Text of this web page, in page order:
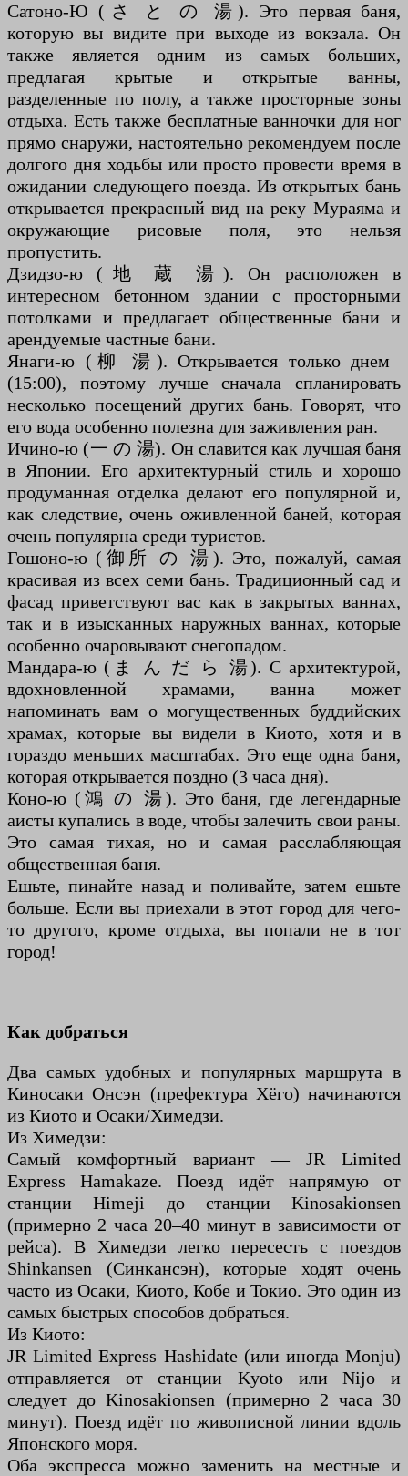
Сатоно-Ю (さ と の 湯). Это первая баня,
которую вы видите при выходе из вокзала. Он
также является одним из самых больших,
предлагая крытые и открытые ванны,
разделенные по полу, а также просторные зоны
отдыха. Есть также бесплатные ванночки для ног
прямо снаружи, настоятельно рекомендуем после
долгого дня ходьбы или просто провести время в
ожидании следующего поезда. Из открытых бань
открывается прекрасный вид на реку Мураяма и
окружающие рисовые поля, это нельзя
пропустить.
Дзидзо-ю (地 蔵 湯). Он расположен в
интересном бетонном здании с просторными
потолками и предлагает общественные бани и
арендуемые частные бани.
Янаги-ю (柳 湯). Открывается только днем ​​
(15:00), поэтому лучше сначала спланировать
несколько посещений других бань. Говорят, что
его вода особенно полезна для заживления ран.
Ичино-ю (一 の 湯). Он славится как лучшая баня
в Японии. Его архитектурный стиль и хорошо
продуманная отделка делают его популярной и,
как следствие, очень оживленной баней, которая
очень популярна среди туристов.
Гошоно-ю (御所 の 湯). Это, пожалуй, самая
красивая из всех семи бань. Традиционный сад и
фасад приветствуют вас как в закрытых ваннах,
так и в изысканных наружных ваннах, которые
особенно очаровывают снегопадом.
Мандара-ю (ま ん だ ら 湯). С архитектурой,
вдохновленной храмами, ванна может
напоминать вам о могущественных буддийских
храмах, которые вы видели в Киото, хотя и в
гораздо меньших масштабах. Это еще одна баня,
которая открывается поздно (3 часа дня).
Коно-ю (鴻 の 湯). Это баня, где легендарные
аисты купались в воде, чтобы залечить свои раны.
Это самая тихая, но и самая расслабляющая
общественная баня.
Ешьте, пинайте назад и поливайте, затем ешьте
больше. Если вы приехали в этот город для чего-
то другого, кроме отдыха, вы попали не в тот
город!
Как добраться
Два самых удобных и популярных маршрута в
Киносаки Онсэн (префектура Хёго) начинаются
из Киото и Осаки/Химедзи.
Из Химедзи:
Самый комфортный вариант — JR Limited
Express Hamakaze. Поезд идёт напрямую от
станции Himeji до станции Kinosakionsen
(примерно 2 часа 20–40 минут в зависимости от
рейса). В Химедзи легко пересесть с поездов
Shinkansen (Синкансэн), которые ходят очень
часто из Осаки, Киото, Кобе и Токио. Это один из
самых быстрых способов добраться.
Из Киото:
JR Limited Express Hashidate (или иногда Monju)
отправляется от станции Kyoto или Nijo и
следует до Kinosakionsen (примерно 2 часа 30
минут). Поезд идёт по живописной линии вдоль
Японского моря.
Оба экспресса можно заменить на местные и